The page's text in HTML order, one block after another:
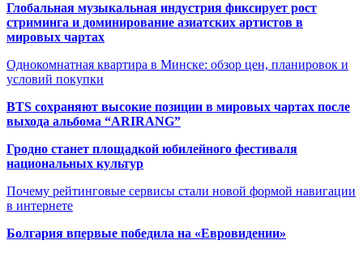
Глобальная музыкальная индустрия фиксирует рост
стриминга и доминирование азиатских артистов в
мировых чартах
Однокомнатная квартира в Минске: обзор цен, планировок и
условий покупки
BTS сохраняют высокие позиции в мировых чартах после
выхода альбома “ARIRANG”
Гродно станет площадкой юбилейного фестиваля
национальных культур
Почему рейтинговые сервисы стали новой формой навигации
в интернете
Болгария впервые победила на «Евровидении»